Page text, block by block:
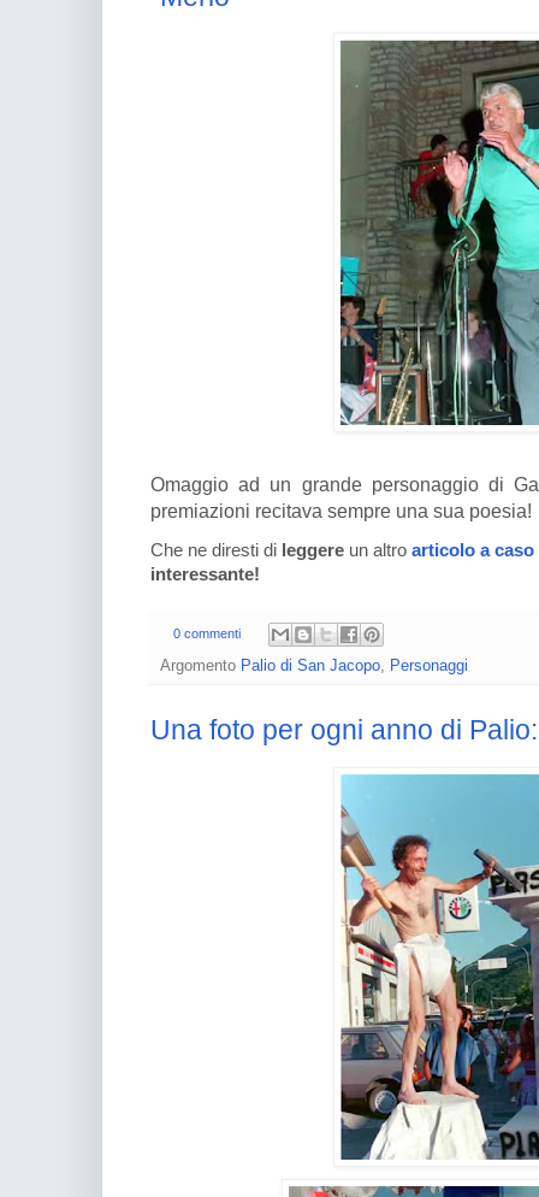
Omaggio ad un grande personaggio di
premiazioni recitava sempre una sua poesia!
Che ne diresti di leggere un altro articolo a caso
interessante!
0 commenti
Argomento Palio di San Jacopo, Personaggi
Una foto per ogni anno di